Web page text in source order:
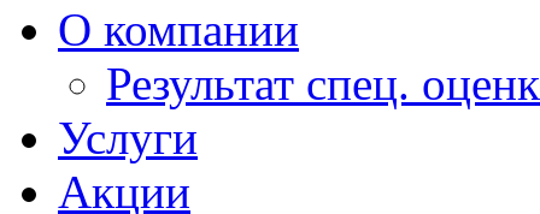
О компании
Результат спец.
Услуги
Акции